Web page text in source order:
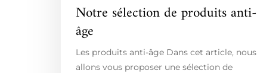
Notre sélection de produits anti-
âge
Les produits anti-âge Dans cet article, nous
allons vous proposer une sélection de